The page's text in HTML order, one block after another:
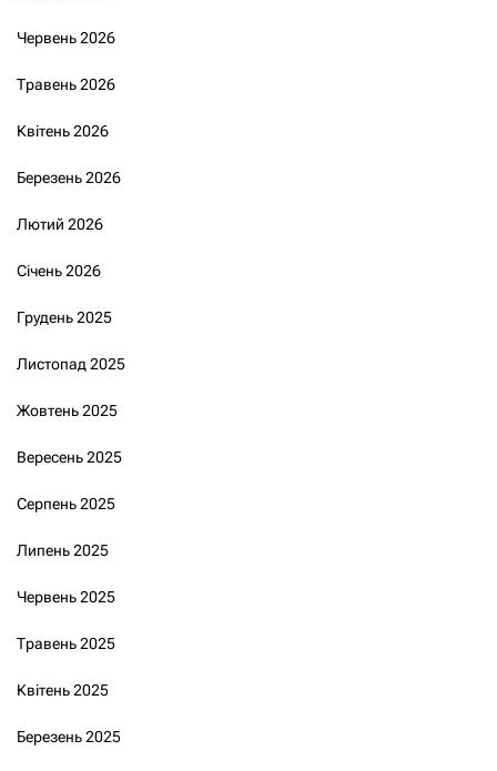
Червень 2026
Травень 2026
Квітень 2026
Березень 2026
Лютий 2026
Січень 2026
Грудень 2025
Листопад 2025
Жовтень 2025
Вересень 2025
Серпень 2025
Липень 2025
Червень 2025
Травень 2025
Квітень 2025
Березень 2025